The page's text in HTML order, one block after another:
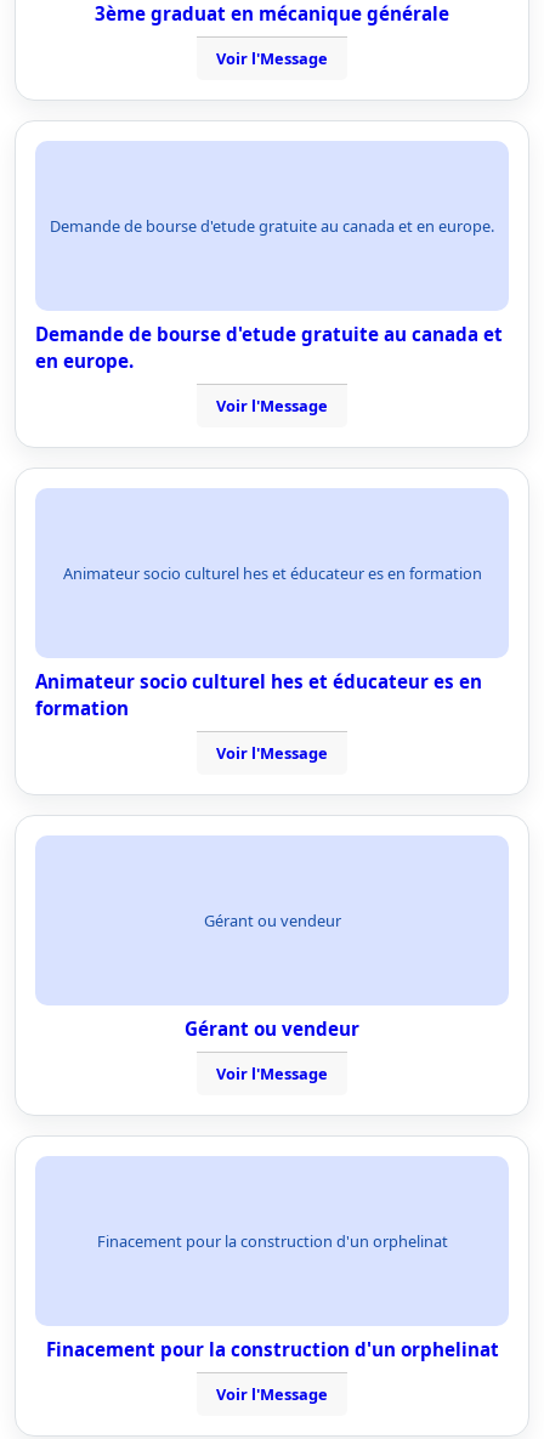
3ème graduat en mécanique générale
Voir l'Message
Demande de bourse d'etude gratuite au canada et en europe.
Demande de bourse d'etude gratuite au canada et
en europe.
Voir l'Message
Animateur socio culturel hes et éducateur es en formation
Animateur socio culturel hes et éducateur es en
formation
Voir l'Message
Gérant ou vendeur
Gérant ou vendeur
Voir l'Message
Finacement pour la construction d'un orphelinat
Finacement pour la construction d'un orphelinat
Voir l'Message